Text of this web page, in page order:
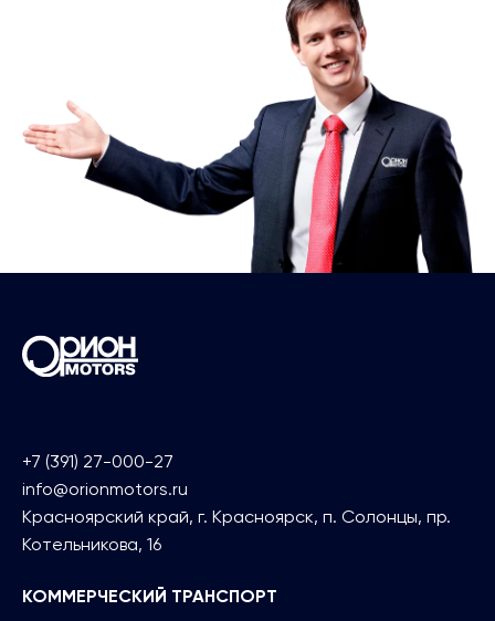
+7 (391) 27-000-27
info@orionmotors.ru
Красноярский край, г. Красноярск, п. Солонцы, пр.
Котельникова, 16
КОММЕРЧЕСКИЙ ТРАНСПОРТ